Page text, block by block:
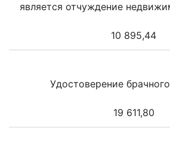
является отчуждение
10 895,44
Удостоверение
19 611,80